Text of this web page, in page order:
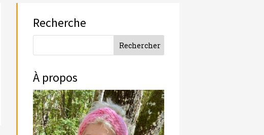
Recherche
À propos